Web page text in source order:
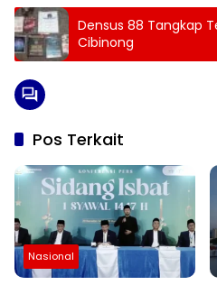
Densus 88 Tangkap
Cibinong
Pos Terkait
Nasional